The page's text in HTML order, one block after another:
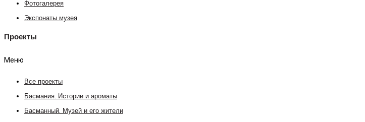
Фотогалерея
Экспонаты музея
Проекты
Меню
Все проекты
Басмания. Истории и ароматы
Басманный. Музей и его жители